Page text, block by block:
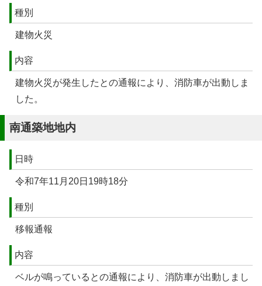
種別
建物火災
内容
建物火災が発生したとの通報により、消防車が出動しま
した。
南通築地地内
日時
令和7年11月20日19時18分
種別
移報通報
内容
ベルが鳴っているとの通報により、消防車が出動しまし